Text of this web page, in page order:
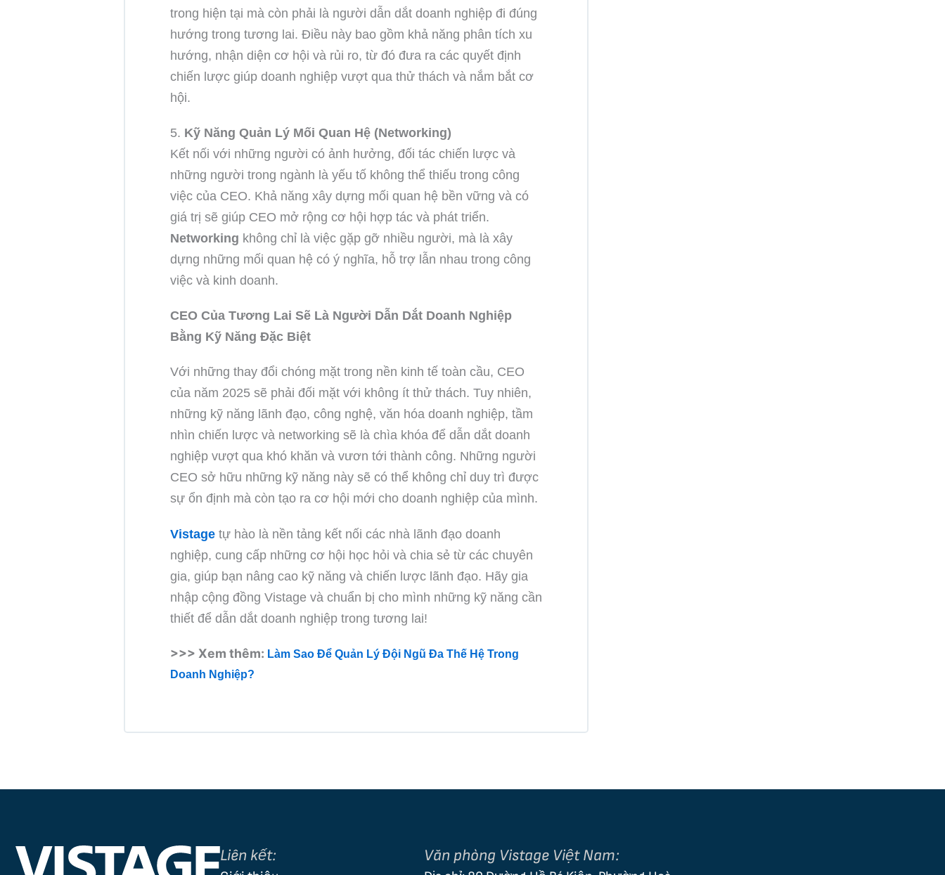
trong hiện tại mà còn phải là người dẫn dắt doanh nghiệp đi đúng
hướng trong tương lai. Điều này bao gồm khả năng phân tích xu
hướng, nhận diện cơ hội và rủi ro, từ đó đưa ra các quyết định
chiến lược giúp doanh nghiệp vượt qua thử thách và nắm bắt cơ
hội.
5. Kỹ Năng Quản Lý Mối Quan Hệ (Networking)
Kết nối với những người có ảnh hưởng, đối tác chiến lược và
những người trong ngành là yếu tố không thể thiếu trong công
việc của CEO. Khả năng xây dựng mối quan hệ bền vững và có
giá trị sẽ giúp CEO mở rộng cơ hội hợp tác và phát triển.
Networking không chỉ là việc gặp gỡ nhiều người, mà là xây
dựng những mối quan hệ có ý nghĩa, hỗ trợ lẫn nhau trong công
việc và kinh doanh.
CEO Của Tương Lai Sẽ Là Người Dẫn Dắt Doanh Nghiệp
Bằng Kỹ Năng Đặc Biệt
Với những thay đổi chóng mặt trong nền kinh tế toàn cầu, CEO
của năm 2025 sẽ phải đối mặt với không ít thử thách. Tuy nhiên,
những kỹ năng lãnh đạo, công nghệ, văn hóa doanh nghiệp, tầm
nhìn chiến lược và networking sẽ là chìa khóa để dẫn dắt doanh
nghiệp vượt qua khó khăn và vươn tới thành công. Những người
CEO sở hữu những kỹ năng này sẽ có thể không chỉ duy trì được
sự ổn định mà còn tạo ra cơ hội mới cho doanh nghiệp của mình.
Vistage tự hào là nền tảng kết nối các nhà lãnh đạo doanh
nghiệp, cung cấp những cơ hội học hỏi và chia sẻ từ các chuyên
gia, giúp bạn nâng cao kỹ năng và chiến lược lãnh đạo. Hãy gia
nhập cộng đồng Vistage và chuẩn bị cho mình những kỹ năng cần
thiết để dẫn dắt doanh nghiệp trong tương lai!
>>> Xem thêm: Làm Sao Để Quản Lý Đội Ngũ Đa Thế Hệ Trong
Doanh Nghiệp?
Liên kết: Văn phòng Vistage Việt Nam: